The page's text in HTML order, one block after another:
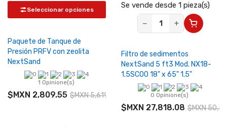
Seleccionar opciones
Paquete de Tanque de
Presión PRFV con zeolita
NextSand
1 Opinione(s)
$MXN 2,809.55 $MXN 5,619.11
Se vende desde 1 pieza(s)
−
+
Filtro de sedimentos
NextSand 5 ft3 Mod. NX18-
1.5SC00 18" x 65" 1.5"
0 Opinione(s)
$MXN 27,818.08 $MXN